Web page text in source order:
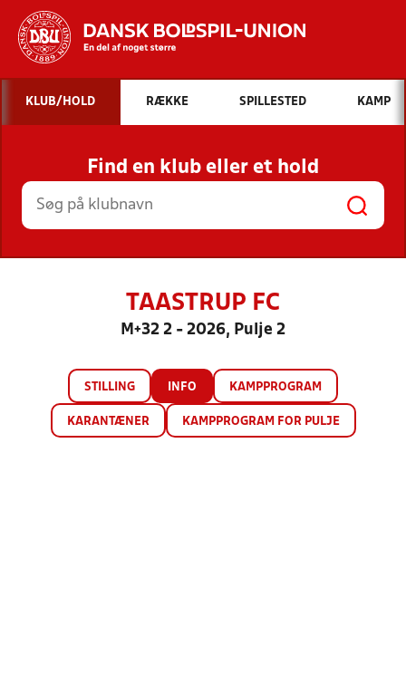
Hvad vil du søge efter?
INDHOLD OG NYHEDER
STILLINGER, RESULTATER, KLUBBER OG
HOLD
KLUB/HOLD RÆKKE SPILLESTED KAMP
Find en klub eller et hold
TAASTRUP FC
M+32 2 - 2026, Pulje 2
STILLING INFO KAMPPROGRAM
KARANTÆNER KAMPPROGRAM FOR PULJE